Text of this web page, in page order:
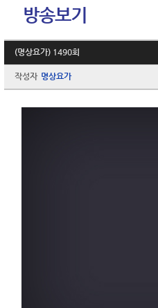
방송보기
(명상요가) 1490회
작성자 명상요가